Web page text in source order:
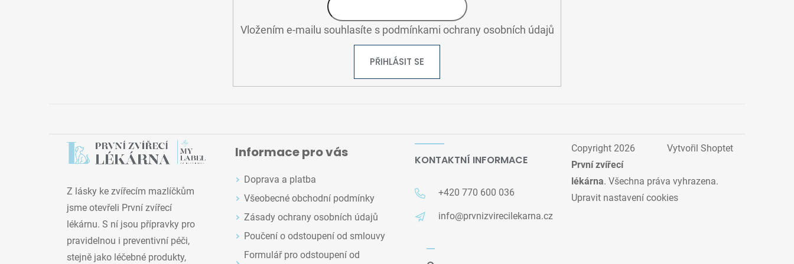
Vložením e-mailu souhlasíte s podmínkami ochrany osobních údajů
PŘIHLÁSIT SE
Z lásky ke zvířecím mazlíčkům
jsme otevřeli První zvířecí
lékárnu. S ní jsou přípravky pro
pravidelnou i preventivní péči,
stejně jako léčebné produkty,
Informace pro vás
Doprava a platba
Všeobecné obchodní podmínky
Zásady ochrany osobních údajů
Poučení o odstoupení od smlouvy
Formulář pro odstoupení od
KONTAKTNÍ INFORMACE
+420 770 600 036
info@prvnizvirecilekarna.cz
Vytvořil Shoptet
Copyright 2026
První zvířecí
lékárna. Všechna práva vyhrazena.
Upravit nastavení cookies